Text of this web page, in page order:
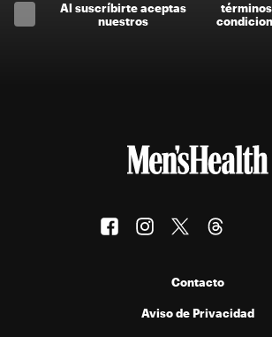
Al suscríbirte aceptas
nuestros
Contacto
Aviso de Privacidad